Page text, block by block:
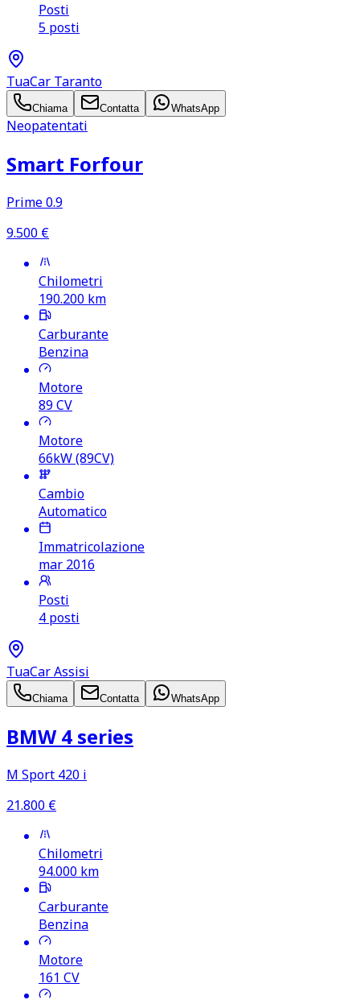
Posti
5 posti
TuaCar Taranto
Chiama Contatta WhatsApp
Neopatentati
Smart Forfour
Prime 0.9
9.500 €
Chilometri
190.200 km
Carburante
Benzina
Motore
89CV
Motore
66kW (89CV)
Cambio
Automatico
Immatricolazione
mar 2016
Posti
4 posti
TuaCar Assisi
Chiama Contatta WhatsApp
BMW 4 series
M Sport 420 i
21.800 €
Chilometri
94.000 km
Carburante
Benzina
Motore
161 CV